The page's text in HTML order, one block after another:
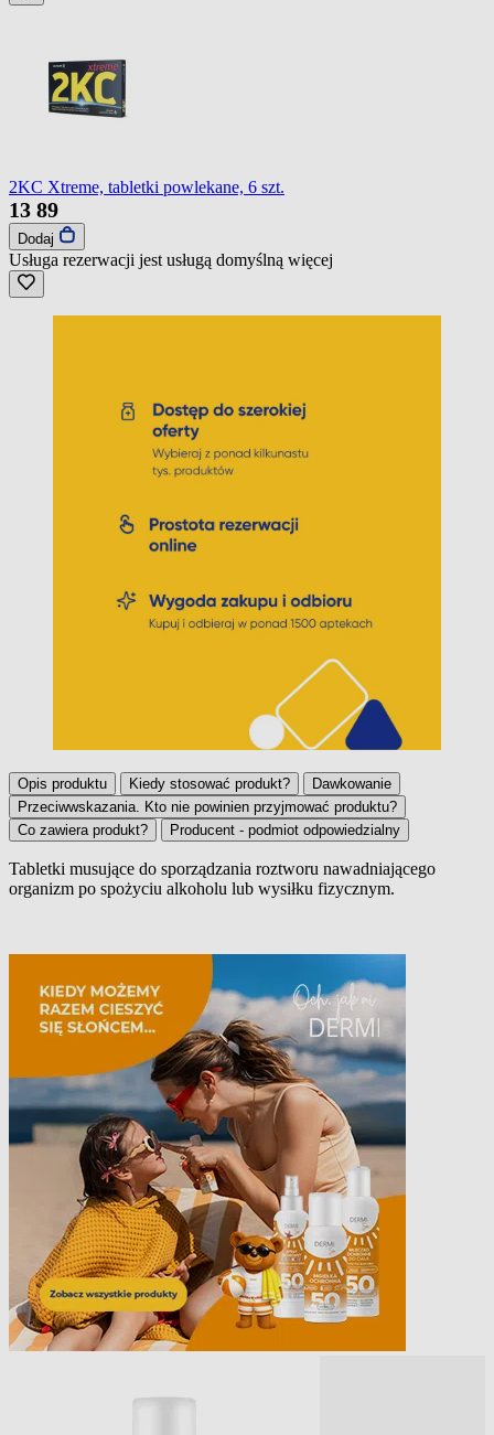
2KC Xtreme, tabletki powlekane, 6 szt.
13 89
Dodaj
Usługa rezerwacji jest usługą domyślną więcej
Opis produktu Kiedy stosować produkt?
Dawkowanie
Przeciwwskazania. Kto nie powinien przyjmować produktu?
Co zawiera produkt?
Producent - podmiot odpowiedzialny
Opis produktu
Tabletki musujące do sporządzania roztworu nawadniającego
organizm po spożyciu alkoholu lub wysiłku fizycznym.